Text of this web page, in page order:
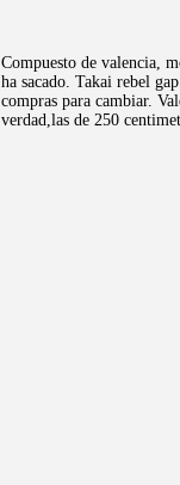
Compuesto de valencia,
ha sacado. Takai rebel
compras para cambiar.
verdad,las de 250